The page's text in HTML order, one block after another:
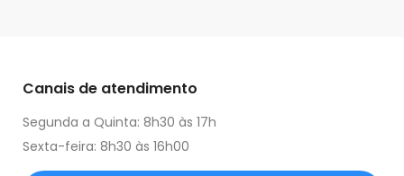
Canais de atendimento
Segunda a Quinta: 8h30 às 17h
Sexta-feira: 8h30 às 16h00